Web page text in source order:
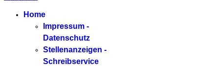
Home
Impressum -
Datenschutz
Stellenanzeigen -
Schreibservice